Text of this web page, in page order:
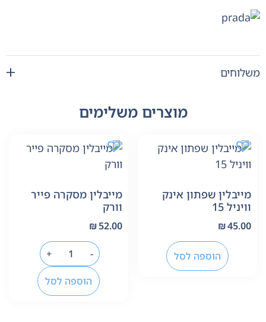
משלוחים
מוצרים משלימים
מייבלין שפתון אינק
וויניל 15
₪45.00
הוספה לסל
מייבלין מסקרה פייר
וורק
₪52.00
-
+
הוספה לסל